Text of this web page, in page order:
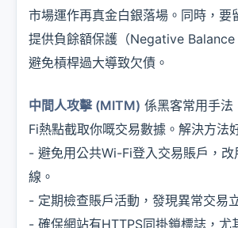
市場運作再真金白銀落場。同時，要
提供負餘額保護（Negative
避免槓桿過大導致欠債。
中間人攻擊 (MITM) 係黑客常用手
Fi熱點截取你嘅交易數據。解決方法
- 避免用公共Wi-Fi登入交易賬戶，改
線。
- 定期檢查賬戶活動，發現異常交易
- 確保網站有HTTPS同掛鎖標誌，尤